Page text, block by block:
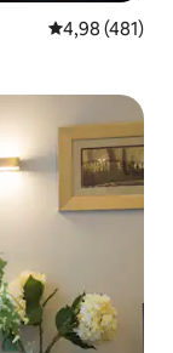
4,98 (481)